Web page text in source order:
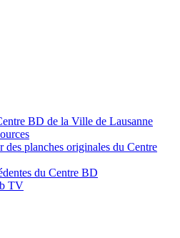
BD de la Ville de Lausanne
des planches originales du Centre
du Centre BD
TV